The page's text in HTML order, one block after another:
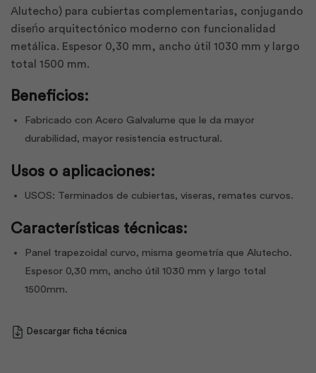
Alutecho) para cubiertas complementarias, conjugando
diseńo arquitectónico moderno con funcionalidad
metálica. Espesor 0,30 mm, ancho útil 1030 mm y largo
total 1500 mm.
Beneficios:
Fabricado con Acero Galvalume que le da mayor
durabilidad, mayor resistencia estructural.
Usos o aplicaciones:
USOS: Terminados de cubiertas, viseras, remates curvos.
Características técnicas:
Panel trapezoidal curvo, misma geometría que Alutecho.
Espesor 0,30 mm, ancho útil 1030 mm y largo total
1500mm.
Descargar ficha técnica